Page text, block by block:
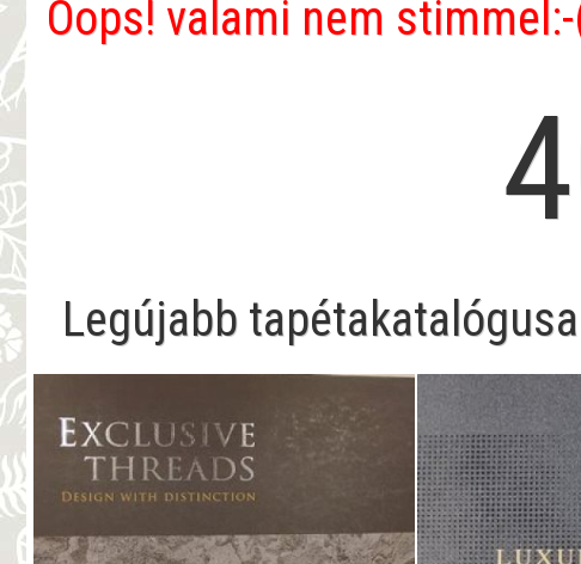
Oops! valami nem
Legújabb